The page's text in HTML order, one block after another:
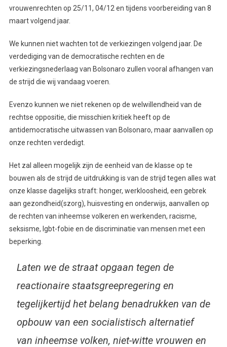
vrouwenrechten op 25/11, 04/12 en tijdens voorbereiding van 8
maart volgend jaar.
We kunnen niet wachten tot de verkiezingen volgend jaar. De
verdediging van de democratische rechten en de
verkiezingsnederlaag van Bolsonaro zullen vooral afhangen van
de strijd die wij vandaag voeren.
Evenzo kunnen we niet rekenen op de welwillendheid van de
rechtse oppositie, die misschien kritiek heeft op de
antidemocratische uitwassen van Bolsonaro, maar aanvallen op
onze rechten verdedigt.
Het zal alleen mogelijk zijn de eenheid van de klasse op te
bouwen als de strijd de uitdrukking is van de strijd tegen alles wat
onze klasse dagelijks straft: honger, werkloosheid, een gebrek
aan gezondheid(szorg), huisvesting en onderwijs, aanvallen op
de rechten van inheemse volkeren en werkenden, racisme,
seksisme, lgbt-fobie en de discriminatie van mensen met een
beperking.
Laten we de straat opgaan tegen de
reactionaire staatsgreepregering en
tegelijkertijd het belang benadrukken van de
opbouw van een socialistisch alternatief
van inheemse volken, niet-witte vrouwen en